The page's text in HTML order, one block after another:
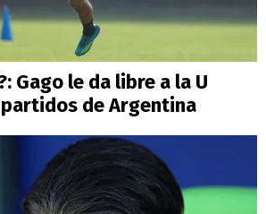
Gago le da libre a la U
de Argentina